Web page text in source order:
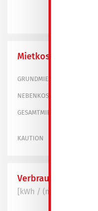
Mietkosten
GRUNDMIETE
NEBENKOSTEN
GESAMTMIETE
KAUTION
Verbrauchswert
[kWh / (m² * a)]